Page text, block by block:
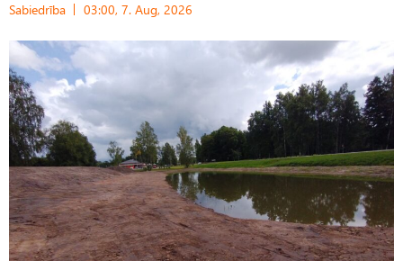
Sabiedrība 03:00, 7. Aug, 2026